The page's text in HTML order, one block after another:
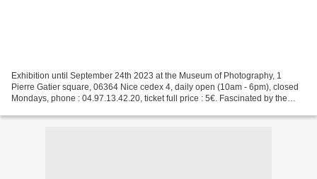
Exhibition until September 24th 2023 at the Museum of Photography, 1
Pierre Gatier square, 06364 Nice cedex 4, daily open (10am - 6pm), closed
Mondays, phone : 04.97.13.42.20, ticket full price : 5€. Fascinated by the